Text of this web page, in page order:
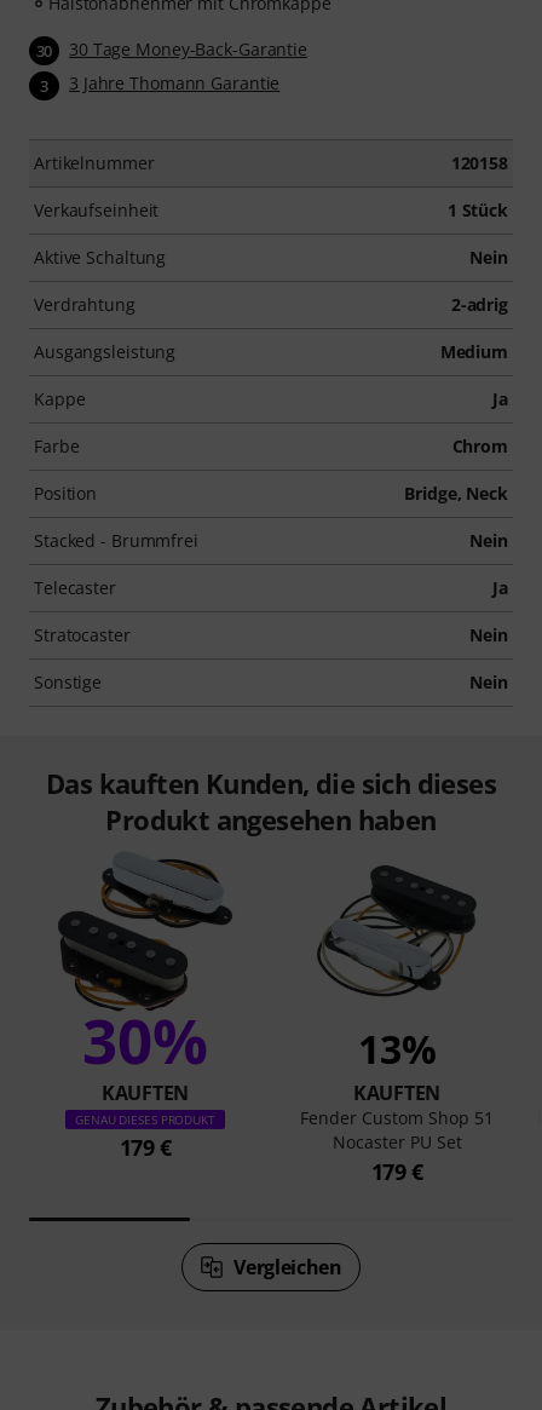
30 30 Tage Money-Back-Garantie
3 3 Jahre Thomann Garantie
Artikelnummer 120158
Verkaufseinheit 1 Stück
Aktive Schaltung Nein
Verdrahtung 2-adrig
Ausgangsleistung Medium
Kappe Ja
Farbe Chrom
Position Bridge, Neck
Stacked - Brummfrei Nein
Telecaster Ja
Stratocaster Nein
Sonstige Nein
Das kauften Kunden, die sich dieses
Produkt angesehen haben
30%
KAUFTEN
GENAU DIESES PRODUKT
179 €
13%
KAUFTEN
Fender Custom Shop 51
Nocaster PU Set
179 €
Vergleichen